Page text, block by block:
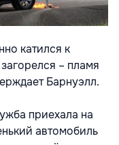
катился к
– пламя
Барнуэлл.
приехала на
автомобиль